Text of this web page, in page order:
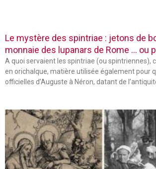
Le mystère des spintriae : jetons de
monnaie des lupanars de Rome … ou
A quoi servaient les spintriae (ou spintriennes),
en orichalque, matière utilisée également pour
officielles d’Auguste à Néron, datant de